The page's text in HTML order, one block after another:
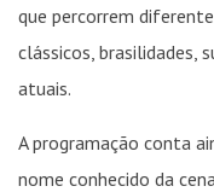
que percorrem
clássicos, brasilidades,
atuais.
A programação conta
nome conhecido da